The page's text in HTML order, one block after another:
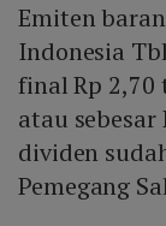
Emiten
Indonesia
final Rp
atau sebesar
dividen
Pemegang